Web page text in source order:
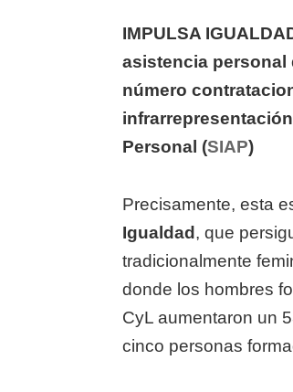
IMPULSA
asistencia personal
número
Personal (SIAP)
Precisamente, esta
Igualdad, que
tradicionalmente
donde los hombres
CyL aumentaron un
cinco personas